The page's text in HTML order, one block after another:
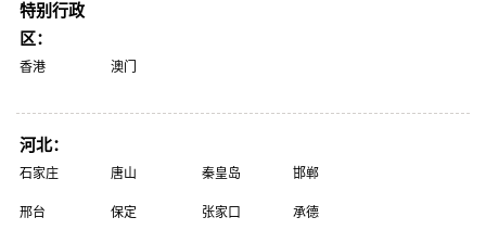
特别行政
区：
香港 澳门
河北：
石家庄 唐山 秦皇岛 邯郸
邢台 保定 张家口 承德